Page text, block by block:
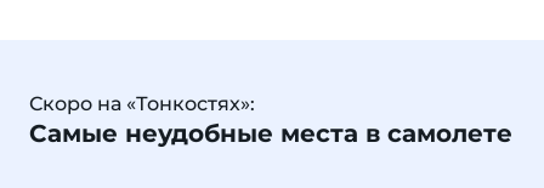
Скоро на «Тонкостях»:
Самые неудобные места в самолете